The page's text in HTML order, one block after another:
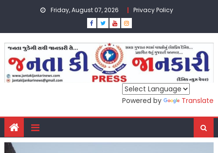
Friday, August 07, 2026 Privacy Policy
Powered by Translate